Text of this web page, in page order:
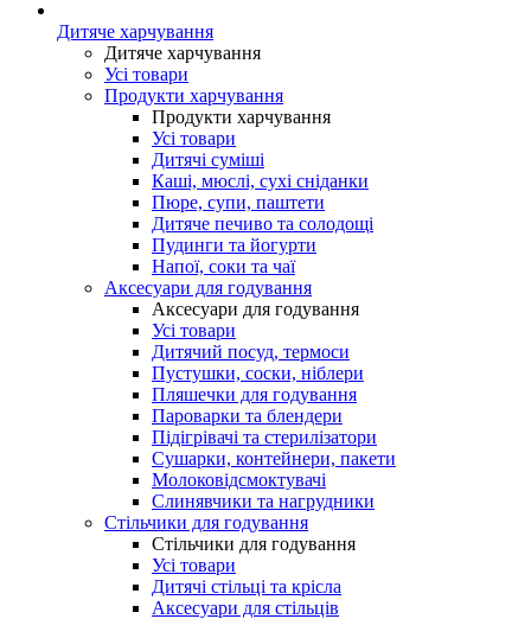
Дитяче харчування
Дитяче харчування
Усі товари
Продукти харчування
Продукти харчування
Усі товари
Дитячі суміші
Каші, мюслі, сухі сніданки
Пюре, супи, паштети
Дитяче печиво та солодощі
Пудинги та йогурти
Напої, соки та чаї
Аксесуари для годування
Аксесуари для годування
Усі товари
Дитячий посуд, термоси
Пустушки, соски, ніблери
Пляшечки для годування
Пароварки та блендери
Підігрівачі та стерилізатори
Сушарки, контейнери, пакети
Молоковідсмоктувачі
Слинявчики та нагрудники
Стільчики для годування
Стільчики для годування
Усі товари
Дитячі стільці та крісла
Аксесуари для стільців